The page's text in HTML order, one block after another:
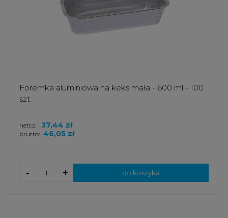
Foremka aluminiowa na keks mała - 600 ml - 100
szt.
brutto: 46,05 zł
netto: 37,44 zł
+
- do koszyka